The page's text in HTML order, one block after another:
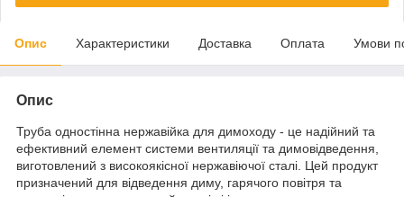
Опис Характеристики Доставка Оплата Умови
Опис
Труба одностінна нержавійка для димоходу - це надійний та
ефективний елемент системи вентиляції та димовідведення,
виготовлений з високоякісної нержавіючої сталі. Цей продукт
призначений для відведення диму, гарячого повітря та